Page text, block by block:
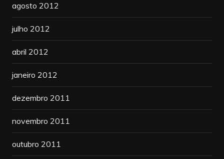
agosto 2012
julho 2012
abril 2012
janeiro 2012
dezembro 2011
novembro 2011
outubro 2011